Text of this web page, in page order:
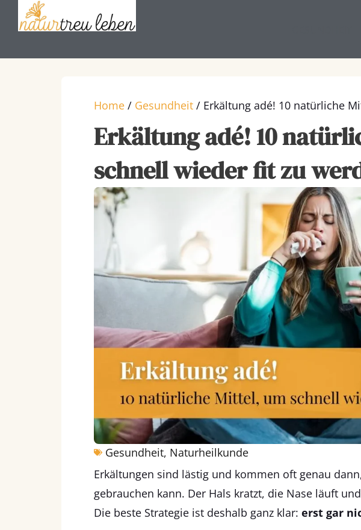
Inhalt
Home / Gesundheit / Erkältung adé! 10 natürliche
Erkältung adé! 10
schnell wieder fit zu
Gesundheit, Naturheilkunde
Erkältungen sind lästig und kommen oft genau
gebrauchen kann. Der Hals kratzt, die Nase läuft
Die beste Strategie ist deshalb ganz klar: erst gar